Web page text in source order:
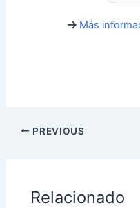
Más
PREVIOUS
Relacionado